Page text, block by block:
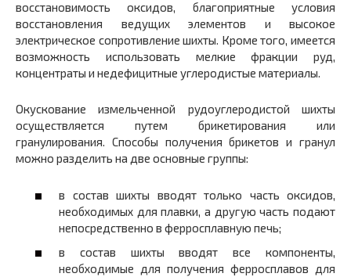
восстановимость оксидов, благоприятные условия
восстановления ведущих элементов и высокое
электрическое сопротивление шихты. Кроме того, имеется
возможность использовать мелкие фракции руд,
концентраты и недефицитные углеродистые материалы.
Окускование измельченной рудоуглеродистой шихты
осуществляется путем брикетирования или
гранулирования. Способы получения брикетов и гранул
можно разделить на две основные группы:
в состав шихты вводят только часть оксидов,
необходимых для плавки, а другую часть подают
непосредственно в ферросплавную печь;
в состав шихты вводят все компоненты,
необходимые для получения ферросплавов для